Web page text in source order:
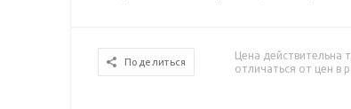
Поделиться
Цена действительна
отличаться от цен в